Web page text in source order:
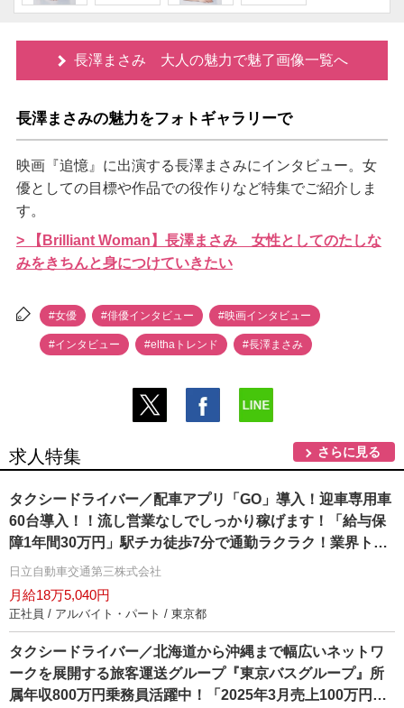
長澤まさみ 大人の魅力で魅了画像一覧へ
長澤まさみの魅力をフォトギャラリーで
映画『追憶』に出演する長澤まさみにインタビュー。女
優としての目標や作品での役作りなど特集でご紹介しま
す。
> 【Brilliant Woman】長澤まさみ 女性としてのたしな
みをきちんと身につけていきたい
#女優 #俳優インタビュー #映画インタビュー
#インタビュー #elthaトレンド #長澤まさみ
求人特集 さらに見る
タクシードライバー／配車アプリ「GO」導入！迎車専用車
60台導入！！流し営業なしでしっかり稼げます！「給与保
障1年間30万円」駅チカ徒歩7分で通勤ラクラク！業界トッ
プクラスの売上を誇る日本交通グループ加盟の日立自動車
交通です！未経験でも安心！充実した教育制度！最大20万
円生活支援金制度導入2駅利用可能でアクセス抜群！
日立自動車交通第三株式会社
月給18万5,040円
正社員 / アルバイト・パート / 東京都
タクシードライバー／北海道から沖縄まで幅広いネットワ
ークを展開する旅客運送グループ『東京バスグループ』所
属年収800万円乗務員活躍中！「2025年3月売上100万円以